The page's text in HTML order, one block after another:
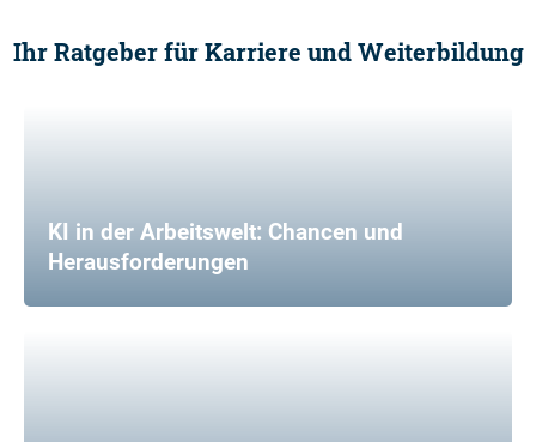
Ihr Ratgeber für Karriere und Weiterbildung
KI in der Arbeitswelt: Chancen und
Herausforderungen